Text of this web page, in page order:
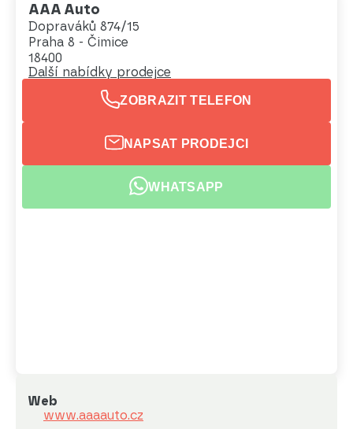
AAA Auto
Dopraváků 874/15
Praha 8 - Čimice
18400
Další nabídky prodejce
ZOBRAZIT TELEFON
NAPSAT PRODEJCI
WHATSAPP
Web
www.aaaauto.cz